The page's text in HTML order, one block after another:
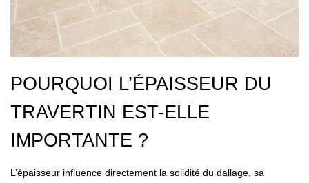
POURQUOI L’ÉPAISSEUR DU
TRAVERTIN EST-ELLE
IMPORTANTE ?
L’épaisseur influence directement la solidité du dallage, sa